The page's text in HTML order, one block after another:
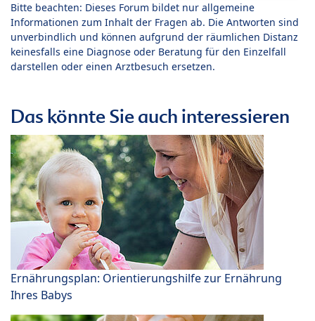
Bitte beachten: Dieses Forum bildet nur allgemeine
Informationen zum Inhalt der Fragen ab. Die Antworten sind
unverbindlich und können aufgrund der räumlichen Distanz
keinesfalls eine Diagnose oder Beratung für den Einzelfall
darstellen oder einen Arztbesuch ersetzen.
Das könnte Sie auch interessieren
Ernährungsplan: Orientierungshilfe zur Ernährung
Ihres Babys